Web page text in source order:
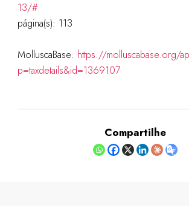
13/#
página(s): 113
MolluscaBase: https://molluscabase.org/
p=taxdetails&id=1369107
Compartilhe